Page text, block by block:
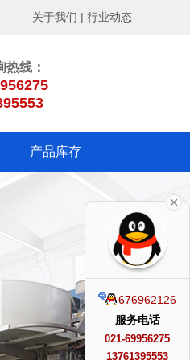
676962126
服务电话
021-69956275
13761395553
关于我们 | 行业动态
热线：
产品库存